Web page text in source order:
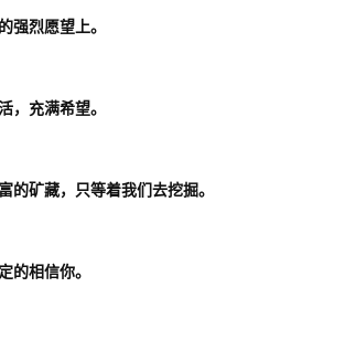
强烈愿望上。
，充满希望。
的矿藏，只等着我们去挖掘。
的相信你。